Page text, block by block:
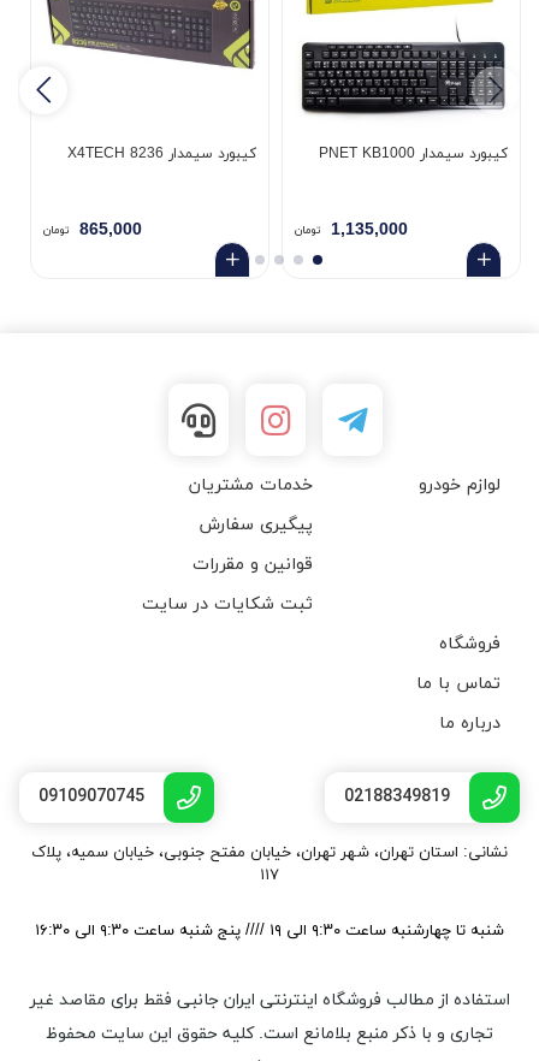
کیبورد سیمدار PNET KB1000
1,135,000 تومان
کیبورد سیمدار X4TECH 8236
865,000 تومان
لوازم خودرو
خدمات مشتریان
پیگیری سفارش
قوانین و مقررات
ثبت شکایات در سایت
فروشگاه
تماس با ما
درباره ما
02188349819
09109070745
نشانی: استان تهران، شهر تهران، خیابان مفتح جنوبی، خیابان سمیه، پلاک
۱۱۷
شنبه تا چهارشنبه ساعت ۹:۳۰ الی ۱۹ //// پنج شنبه ساعت ۹:۳۰ الی ۱۶:۳۰
استفاده از مطالب فروشگاه اینترنتی ایران جانبی فقط برای مقاصد غیر
تجاری و با ذکر منبع بلامانع است. کليه حقوق اين سايت محفوظ